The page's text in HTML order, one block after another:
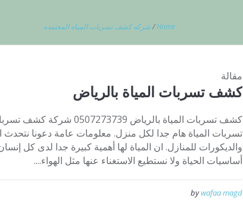
Home
/شركه كشف تسربات المياه المعتمده
مقالة
كشف تسربات المياة بالرياض
كشف تسربات المياة بالرياض
تسربات المياة هام جدا لكل منزل. معلومات عامة دعونا
والديكورات للمنازل. ان المياة لها أهمية كبيرة جدا لدى كل
أساسيات الحياة ولا نستطيع الاستغناء عنها مثل الهواء....
bywafaa magd